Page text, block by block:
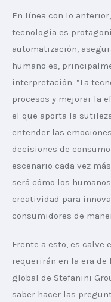
En línea con lo
tecnología es
automatización,
humano es,
interpretación. “La
procesos y mejorar la
el que aporta la
entender las
decisiones de
escenario cada vez
será cómo los
creatividad para
consumidores de
Frente a esto, es calve
requerirán en la era de
global de Stefanini
saber hacer las